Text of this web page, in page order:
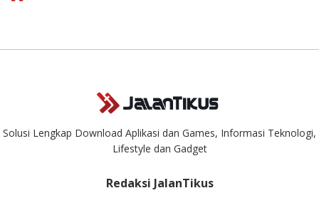
Solusi Lengkap Download Aplikasi dan Games, Informasi Teknologi,
Lifestyle dan Gadget
Redaksi JalanTikus